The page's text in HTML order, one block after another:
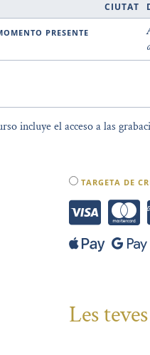
CIUTAT
incluye el acceso a las
TARGETA DE
Les